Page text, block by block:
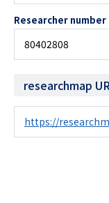
Researcher number
80402808
researchmap
https://